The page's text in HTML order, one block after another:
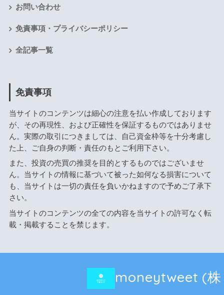
お問い合わせ
免責事項・プライバシーポリシー
全記事一覧
免責事項
当サイトのコンテンツは細心の注意を払い作成しております
が、その再現性、および正確性を保証するものではありませ
ん。実際の取引につきましては、自己資金枠等を十分考慮し
た上、ご自身の判断・責任のもとご利用下さい。
また、投資の売買の推奨を目的とするものではございませ
ん。当サイトの情報に基づいて被った如何なる損害について
も、当サイトは一切の責任を負いかねますので予めご了承下
さい。
当サイトのコンテンツの全ての内容を当サイトの許可なく転
載・掲載することを禁じます。
moneytweet (株